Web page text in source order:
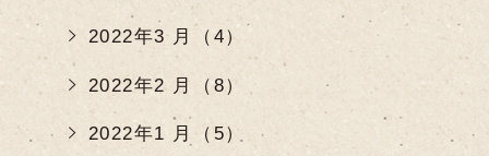
2022年3 月（4）
2022年2 月（8）
2022年1 月（5）